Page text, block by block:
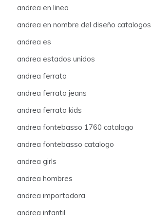
andrea en linea
andrea en nombre del diseño catalogos
andrea es
andrea estados unidos
andrea ferrato
andrea ferrato jeans
andrea ferrato kids
andrea fontebasso 1760 catalogo
andrea fontebasso catalogo
andrea girls
andrea hombres
andrea importadora
andrea infantil